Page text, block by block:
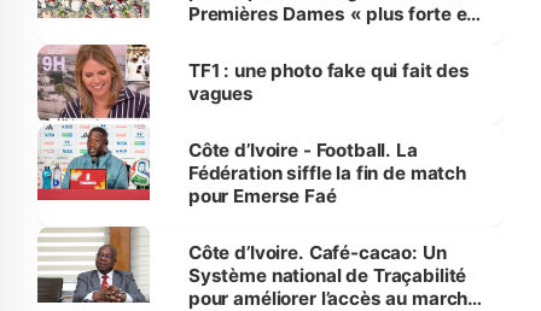
Premières Dames « plus forte et
sur la scène internationale »
TF1 : une photo fake qui fait des
vagues
Côte d’Ivoire - Football. La
Fédération siffle la fin de match
pour Emerse Faé
Côte d’Ivoire. Café-cacao: Un
Système national de Traçabilité
pour améliorer l’accès au marché